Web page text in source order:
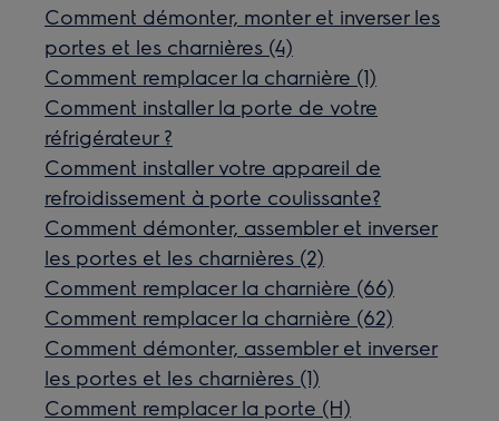
Comment démonter, monter et inverser les
portes et les charnières (4)
Comment remplacer la charnière (1)
Comment installer la porte de votre
réfrigérateur ?
Comment installer votre appareil de
refroidissement à porte coulissante?
Comment démonter, assembler et inverser
les portes et les charnières (2)
Comment remplacer la charnière (66)
Comment remplacer la charnière (62)
Comment démonter, assembler et inverser
les portes et les charnières (1)
Comment remplacer la porte (H)